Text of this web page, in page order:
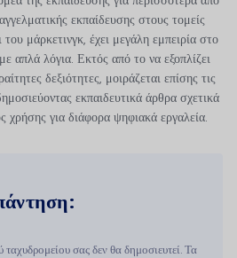
εκπαίδευσης στους τομείς
μάρκετινγκ, έχει μεγάλη εμπειρία στο
απλά λόγια. Εκτός από το να εξοπλίζει
δεξιότητες, μοιράζεται επίσης τις
εκπαιδευτικά άρθρα σχετικά
χρήσης για διάφορα ψηφιακά εργαλεία.
σας δεν θα δημοσιευτεί. Τα